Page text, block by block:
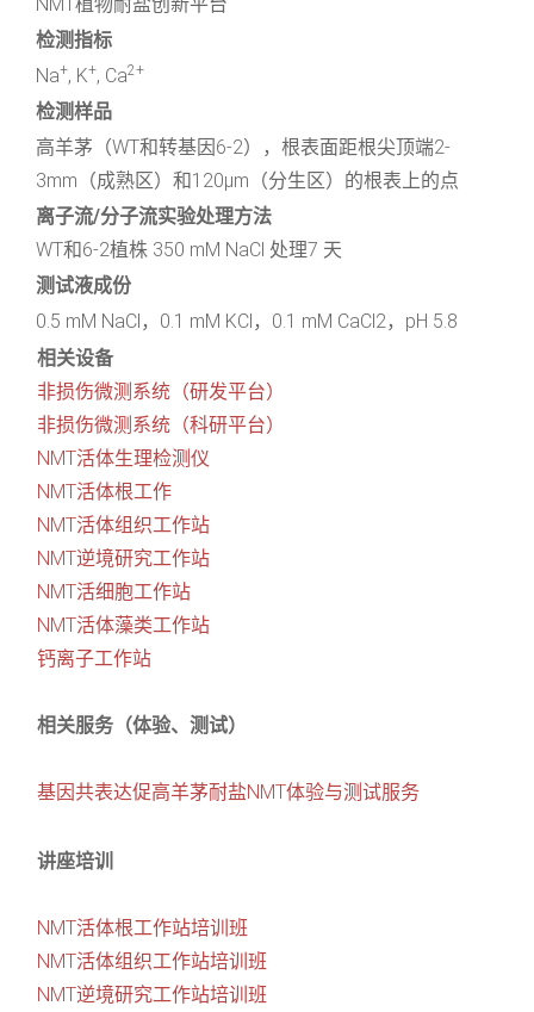
检测指标
Na+, K+, Ca2+
检测样品
高羊茅（WT和转基因6-2），根表面距根尖顶端2-
3mm（成熟区）和120μm（分生区）的根表上的点
离子流/分子流实验处理方法
WT和6-2植株 350 mM NaCl 处理7 天
测试液成份
0.5 mM NaCl，0.1 mM KCl，0.1 mM CaCl2，pH 5.8
相关设备
非损伤微测系统（研发平台）
非损伤微测系统（科研平台）
NMT活体生理检测仪
NMT活体根工作
NMT活体组织工作站
NMT逆境研究工作站
NMT活细胞工作站
NMT活体藻类工作站
钙离子工作站
相关服务（体验、测试）
基因共表达促高羊茅耐盐NMT体验与测试服务
讲座培训
NMT活体根工作站培训班
NMT活体组织工作站培训班
NMT逆境研究工作站培训班